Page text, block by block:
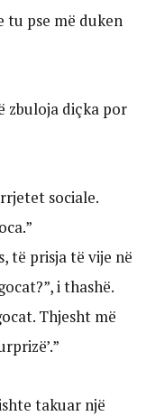
tu pse më duken
zbuloja diçka por
sociale.
të prisja të vije në
i thashë.
Thjesht më
takuar një